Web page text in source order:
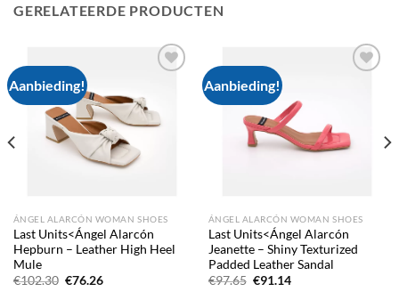
GERELATEERDE PRODUCTEN
Aanbieding!
ÁNGEL ALARCÓN WOMAN SHOES
Last Units<Ángel Alarcón
Hepburn – Leather High Heel
Mule
€102.30 Oorspronkelijke
€76.26Huidige
Aanbieding!
ÁNGEL ALARCÓN WOMAN SHOES
Last Units<Ángel Alarcón
Jeanette – Shiny Texturized
Padded Leather Sandal
€97.65 Oorspronkelijke
€91.14Huidige